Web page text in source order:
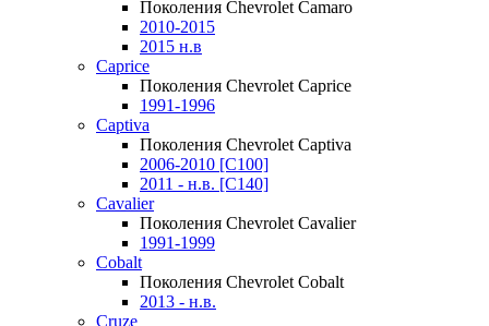
Поколения Chevrolet Camaro
2010-2015
2015 н.в
Caprice
Поколения Chevrolet Caprice
1991-1996
Captiva
Поколения Chevrolet Captiva
2006-2010 [C100]
2011 - н.в. [C140]
Cavalier
Поколения Chevrolet Cavalier
1991-1999
Cobalt
Поколения Chevrolet Cobalt
2013 - н.в.
Cruze